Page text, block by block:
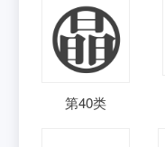
第40类